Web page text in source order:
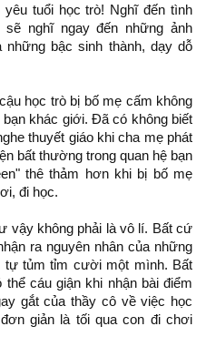
tuổi học trò! Nghĩ đến tình
nghĩ ngay đến những ảnh
bậc sinh thành, dạy dỗ
học trò bị bố mẹ cấm không
khác giới. Đã có không biết
thuyết giáo khi cha mẹ phát
bất thường trong quan hệ bạn
thê thảm hơn khi bị bố mẹ
đi học.
vậy không phải là vô lí. Bất cứ
ra nguyên nhân của những
tự tủm tỉm cười một mình. Bất
cáu giận khi nhận bài điểm
gắt của thầy cô về việc học
giản là tối qua con đi chơi